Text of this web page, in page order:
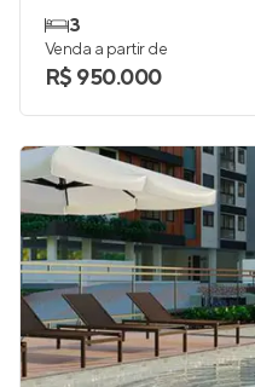
3
Venda a partir de
R$ 950.000